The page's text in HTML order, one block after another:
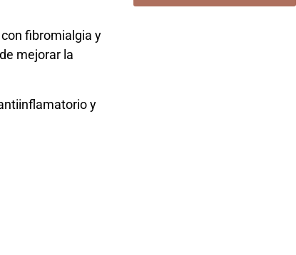
fibromialgia y
mejorar la
y